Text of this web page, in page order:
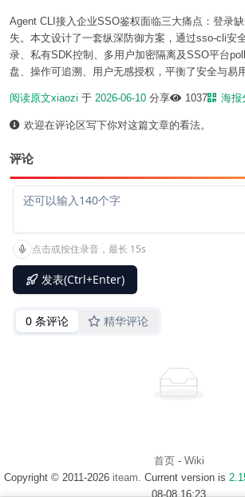
Agent CLI接入企业SSO鉴权面临三大痛点：登录
失。本文设计了一套纵深防御方案，通过sso-cli安
录、私有SDK控制、多用户加密隔离及SSO平台
盘、操作可追溯、用户无感授权，平衡了安全与易用
阅读原文xiaozi 于 2026-06-10 分享 1037 海报
欢迎在评论区写下你对这篇文章的看法。
评论
首页- Wiki
Copyright © 2011-2026 iteam. Current version is
08-08 16:23